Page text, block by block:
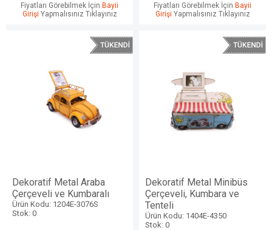
Fiyatları Görebilmek İçin Bayii
Girişi Yapmalısınız Tıklayınız
Fiyatları Görebilmek İçin Bayii
Girişi Yapmalısınız Tıklayınız
Dekoratif Metal Araba
Çerçeveli ve Kumbaralı
Ürün Kodu: 1204E-3076S
Stok: 0
Dekoratif Metal Minibüs
Çerçeveli, Kumbara ve
Tenteli
Ürün Kodu: 1404E-4350
Stok: 0